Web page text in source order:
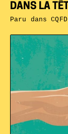
DANS LA
Paru dans